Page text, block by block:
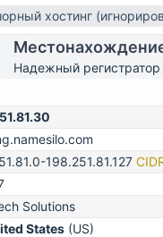
хостинг
Надежный
198.251.81.127
Solutions
States (US)